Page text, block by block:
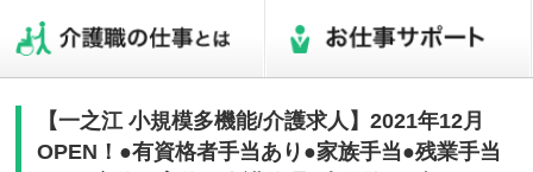
【一之江 小規模多機能/介護求人】2021年12月
OPEN！●有資格者手当あり●家族手当●残業手当